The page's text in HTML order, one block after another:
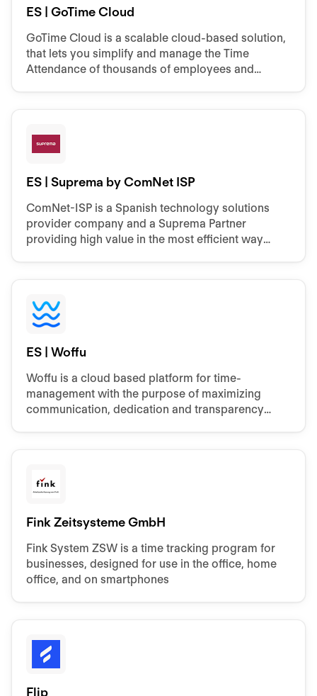
ES | GoTime Cloud
GoTime Cloud is a scalable cloud-based solution,
that lets you simplify and manage the Time
Attendance of thousands of employees and
ES | Suprema by ComNet ISP
ComNet-ISP is a Spanish technology solutions
provider company and a Suprema Partner
providing high value in the most efficient way
ES | Woffu
Woffu is a cloud based platform for time-
management with the purpose of maximizing
communication, dedication and transparency
Fink Zeitsysteme GmbH
Fink System ZSW is a time tracking program for
businesses, designed for use in the office, home
office, and on smartphones
Flip